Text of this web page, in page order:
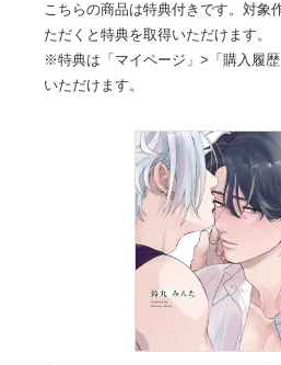
こちらの商品は特典付きです。対象
ただくと特典を取得いただけます。
※特典は「マイページ」>「購入履
いただけます。